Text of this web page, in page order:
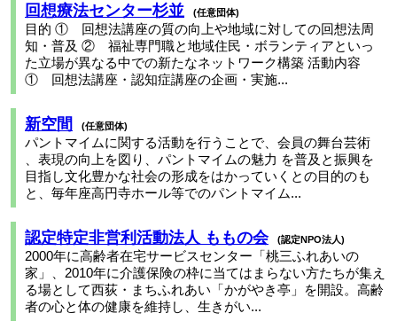
回想療法センター杉並 任意団体
目的 ① 回想法講座の質の向上や地域に対しての回想法周
知・普及 ② 福祉専門職と地域住民・ボランティアといっ
た立場が異なる中での新たなネットワーク構築 活動内容
① 回想法講座・認知症講座の企画・実施...
新空間 任意団体
パントマイムに関する活動を行うことで、会員の舞台芸術
、表現の向上を図り、パントマイムの魅力 を普及と振興を
目指し文化豊かな社会の形成をはかっていくとの目的のも
と、毎年座高円寺ホール等でのパントマイム...
認定特定非営利活動法人 ももの会 認定NPO法人
2000年に高齢者在宅サービスセンター「桃三ふれあいの
家」、2010年に介護保険の枠に当てはまらない方たちが集え
る場として西荻・まちふれあい「かがやき亭」を開設。高齢
者の心と体の健康を維持し、生きがい...